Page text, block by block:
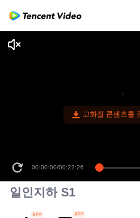
고화질 콘텐츠를
00:00:00/00:22:26
일인지하 S1